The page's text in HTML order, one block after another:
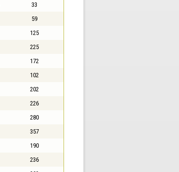
33
59
125
225
172
102
202
226
280
357
190
236